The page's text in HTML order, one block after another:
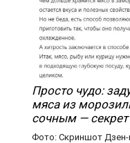
Просто чудо:
мяса из
сочным —
Фото: Скриншот Дзен-